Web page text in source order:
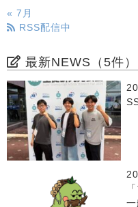
« 7月
RSS配信中
最新NEWS（5件）